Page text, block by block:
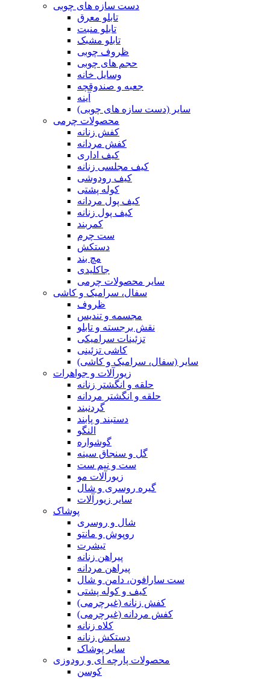
دست سازه های چوبی
تابلو معرق
تابلو منبت
تابلو مشبک
ظروف چوبی
حجم های چوبی
وسایل خانه
جعبه و صندوقچه
آینه
سایر (دست سازه های چوبی)
محصولات چرمی
کفش زنانه
کفش مردانه
کیف اداری
کیف مجلسی زنانه
کیف رودوشی
کوله پشتی
کیف پول مردانه
کیف پول زنانه
کمربند
ست چرم
دستکش
مچ بند
جاکلیدی
سایر محصولات چرمی
سفال، سرامیک و کاشی
ظروف
مجسمه و تندیس
نقش برجسته و تابلو
تزئینات سرامیکی
کاشی تزئینی
سایر (سفال، سرامیک و کاشی)
زیورآلات و جواهرات
حلقه و انگشتر زنانه
حلقه و انگشتر مردانه
گردنبند
دستبند و پابند
النگو
گوشواره
گل و سنجاق سینه
ست و نیم ست
زیورآلات مو
گیره روسری و شال
سایر زیورآلات
پوشاک
شال و روسری
روپوش و مانتو
تیشرت
پیراهن زنانه
پیراهن مردانه
ست سارافون، دامن و شال
کیف و کوله پشتی
کفش زنانه (غیرچرمی)
کفش مردانه (غیرچرمی)
کلاه زنانه
دستکش زنانه
سایر پوشاک
محصولات پارچه ای و رودوزی
کوسن